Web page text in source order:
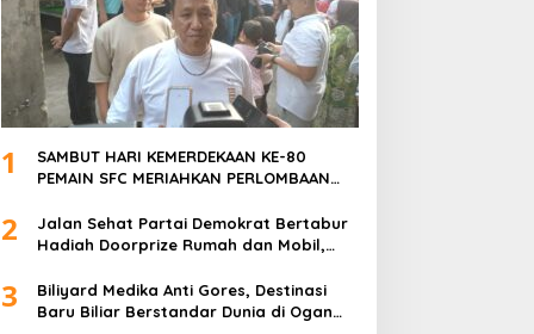
1
SAMBUT HARI KEMERDEKAAN KE-80
PEMAIN SFC MERIAHKAN PERLOMBAAN
2
Jalan Sehat Partai Demokrat Bertabur
Hadiah Doorprize Rumah dan Mobil,
3
Biliyard Medika Anti Gores, Destinasi
Baru Biliar Berstandar Dunia di Ogan